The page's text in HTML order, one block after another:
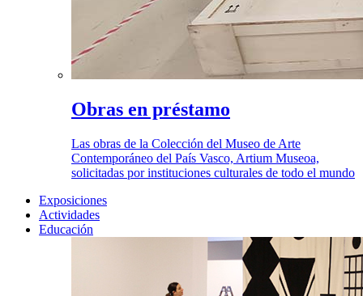
Obras en préstamo
Las obras de la Colección del Museo de Arte
Contemporáneo del País Vasco, Artium Museoa,
solicitadas por instituciones culturales de todo el mundo
Exposiciones
Actividades
Educación